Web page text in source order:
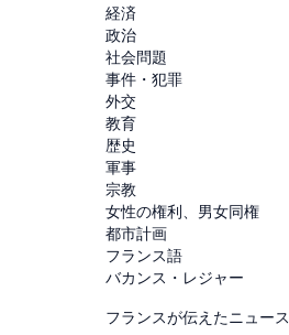
経済
政治
社会問題
事件・犯罪
外交
教育
歴史
軍事
宗教
女性の権利、男女同権
都市計画
フランス語
バカンス・レジャー
フランスが伝えたニュース